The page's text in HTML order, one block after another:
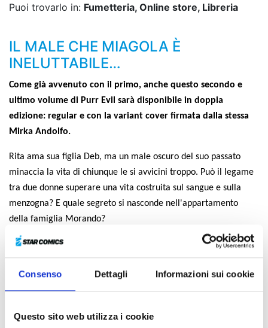
Consenso Dettagli Informazioni sui cookie
Questo sito web utilizza i cookie
Puoi trovarlo in: Fumetteria, Online store, Libreria
IL MALE CHE MIAGOLA È
INELUTTABILE…
Come già avvenuto con il primo, anche questo secondo e
ultimo volume di Purr Evil sarà disponibile in doppia
edizione: regular e con la variant cover firmata dalla stessa
Mirka Andolfo.
Rita ama sua figlia Deb, ma un male oscuro del suo passato
minaccia la vita di chiunque le si avvicini troppo. Può il legame
tra due donne superare una vita costruita sul sangue e sulla
menzogna? E quale segreto si nasconde nell'appartamento
della famiglia Morando?
Un’opera intensa e imperdibile, tra azione, orrore e… gatti,
firmata dalla super star internazionale Mirka Andolfo ( Sweet
Future State: the Next Batman, Harley Quinn, DC